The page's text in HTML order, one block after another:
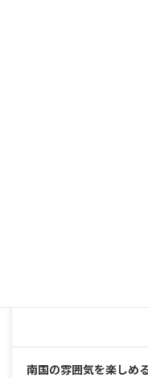
南国の雰囲気を楽しめ